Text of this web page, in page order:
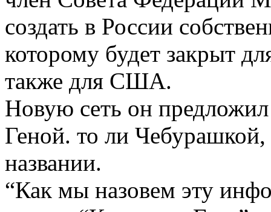
создать в России
которому будет закрыт
также для США.
Новую сеть он предложил
Геной. то ли
названии.
“Как мы назовем эту